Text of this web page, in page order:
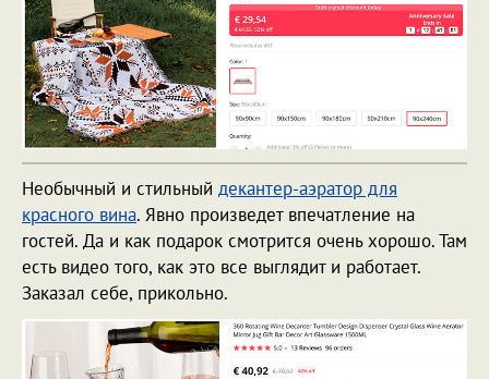
Необычный и стильный декантер-аэратор для
красного вина. Явно произведет впечатление на
гостей. Да и как подарок смотрится очень хорошо. Там
есть видео того, как это все выглядит и работает.
Заказал себе, прикольно.